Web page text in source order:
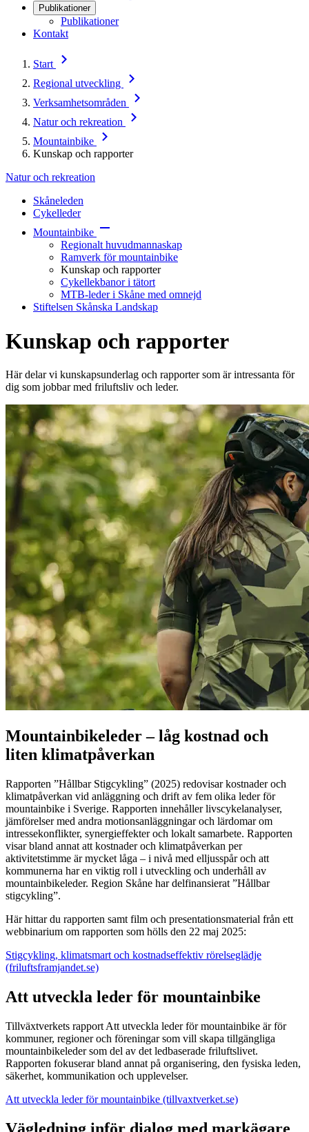
Publikationer
Publikationer
Kontakt
Start
Regional utveckling
Verksamhetsområden
Natur och rekreation
Mountainbike
Kunskap och rapporter
Natur och rekreation
Skåneleden
Cykelleder
Mountainbike
Regionalt huvudmannaskap
Ramverk för mountainbike
Kunskap och rapporter
Cykellekbanor i tätort
MTB-leder i Skåne med omnejd
Stiftelsen Skånska Landskap
Kunskap och rapporter
Här delar vi kunskapsunderlag och rapporter som är intressanta för
dig som jobbar med friluftsliv och leder.
Mountainbikeleder – låg kostnad och
liten klimatpåverkan
Rapporten ”Hållbar Stigcykling” (2025) redovisar kostnader och
klimatpåverkan vid anläggning och drift av fem olika leder för
mountainbike i Sverige. Rapporten innehåller livscykelanalyser,
jämförelser med andra motionsanläggningar och lärdomar om
intressekonflikter, synergieffekter och lokalt samarbete. Rapporten
visar bland annat att kostnader och klimatpåverkan per
aktivitetstimme är mycket låga – i nivå med elljusspår och att
kommunerna har en viktig roll i utveckling och underhåll av
mountainbikeleder. Region Skåne har delfinansierat ”Hållbar
stigcykling”.
Här hittar du rapporten samt film och presentationsmaterial från ett
webbinarium om rapporten som hölls den 22 maj 2025:
Stigcykling, klimatsmart och kostnadseffektiv rörelseglädje
(friluftsframjandet.se)
Att utveckla leder för mountainbike
Tillväxtverkets rapport Att utveckla leder för mountainbike är för
kommuner, regioner och föreningar som vill skapa tillgängliga
mountainbikeleder som del av det ledbaserade friluftslivet.
Rapporten fokuserar bland annat på organisering, den fysiska leden,
säkerhet, kommunikation och upplevelser.
Att utveckla leder för mountainbike (tillvaxtverket.se)
Vägledning inför dialog med markägare